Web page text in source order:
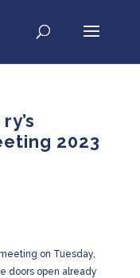
2023
on Tuesday,
doors open already